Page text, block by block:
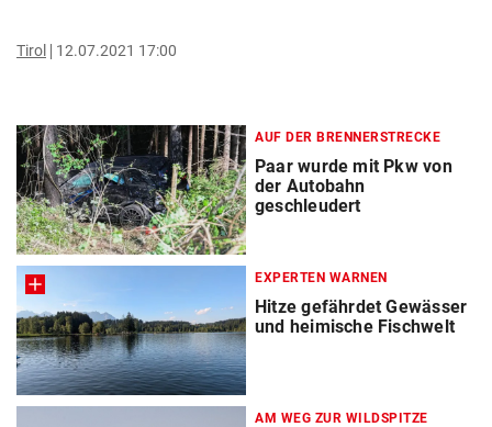
Tirol 12.07.2021 17:00
AUF DER BRENNERSTRECKE
Paar wurde mit Pkw von
der Autobahn
geschleudert
EXPERTEN WARNEN
Hitze gefährdet Gewässer
und heimische Fischwelt
AM WEG ZUR WILDSPITZE